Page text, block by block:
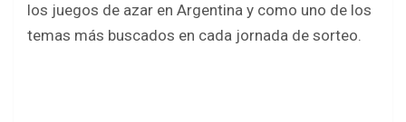
los juegos de azar en Argentina y como uno de los
temas más buscados en cada jornada de sorteo.